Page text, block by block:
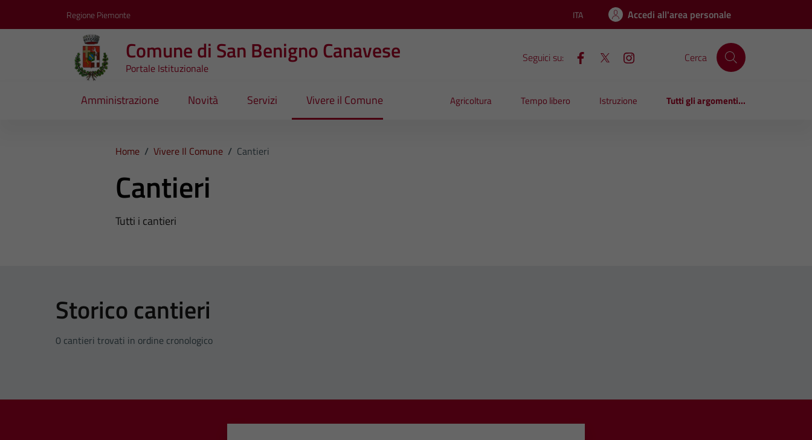
Regione Piemonte Lingua attiva:
ITA Accedi all'area personale
Comune di San Benigno Canavese
Portale Istituzionale
Seguici su: Cerca
Amministrazione Novità Servizi Vivere il Comune Agricoltura Tempo libero Istruzione Tutti gli argomenti...
Home / Vivere Il Comune / Cantieri
Cantieri
Tutti i cantieri
Storico cantieri
0 cantieri trovati in ordine cronologico